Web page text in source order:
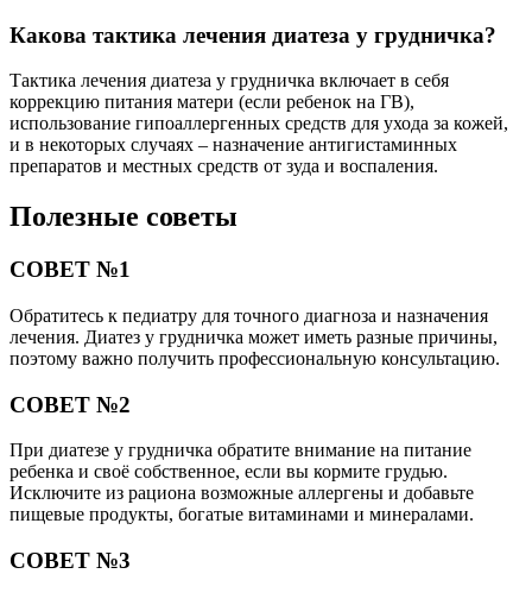
Какова тактика лечения диатеза у грудничка?
Тактика лечения диатеза у грудничка включает в себя
коррекцию питания матери (если ребенок на ГВ),
использование гипоаллергенных средств для ухода за кожей,
и в некоторых случаях – назначение антигистаминных
препаратов и местных средств от зуда и воспаления.
Полезные советы
СОВЕТ №1
Обратитесь к педиатру для точного диагноза и назначения
лечения. Диатез у грудничка может иметь разные причины,
поэтому важно получить профессиональную консультацию.
СОВЕТ №2
При диатезе у грудничка обратите внимание на питание
ребенка и своё собственное, если вы кормите грудью.
Исключите из рациона возможные аллергены и добавьте
пищевые продукты, богатые витаминами и минералами.
СОВЕТ №3